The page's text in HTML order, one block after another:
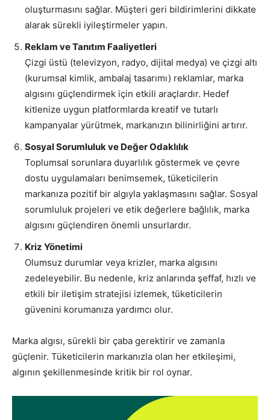
oluşturmasını sağlar. Müşteri geri bildirimlerini dikkate
alarak sürekli iyileştirmeler yapın.
Reklam ve Tanıtım Faaliyetleri
Çizgi üstü (televizyon, radyo, dijital medya) ve çizgi altı
(kurumsal kimlik, ambalaj tasarımı) reklamlar, marka
algısını güçlendirmek için etkili araçlardır. Hedef
kitlenize uygun platformlarda kreatif ve tutarlı
kampanyalar yürütmek, markanızın bilinirliğini artırır.
Sosyal Sorumluluk ve Değer Odaklılık
Toplumsal sorunlara duyarlılık göstermek ve çevre
dostu uygulamaları benimsemek, tüketicilerin
markanıza pozitif bir algıyla yaklaşmasını sağlar. Sosyal
sorumluluk projeleri ve etik değerlere bağlılık, marka
algısını güçlendiren önemli unsurlardır.
Kriz Yönetimi
Olumsuz durumlar veya krizler, marka algısını
zedeleyebilir. Bu nedenle, kriz anlarında şeffaf, hızlı ve
etkili bir iletişim stratejisi izlemek, tüketicilerin
güvenini korumanıza yardımcı olur.
Marka algısı, sürekli bir çaba gerektirir ve zamanla
güçlenir. Tüketicilerin markanızla olan her etkileşimi,
algının şekillenmesinde kritik bir rol oynar.